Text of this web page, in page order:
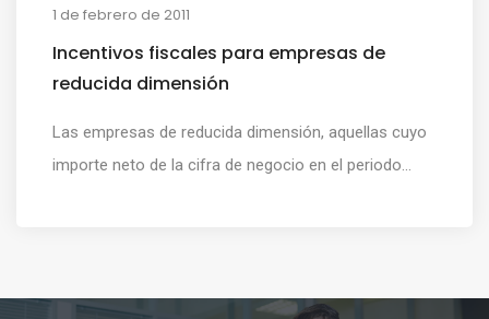
1 de febrero de 2011
Incentivos fiscales para empresas de
reducida dimensión
Las empresas de reducida dimensión, aquellas cuyo
importe neto de la cifra de negocio en el periodo...